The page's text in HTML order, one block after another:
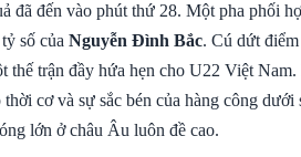
đã đến vào phút thứ 28. Một pha phối
số của Nguyễn Đình Bắc. Cú dứt
thế trận đầy hứa hẹn cho U22 Việt
cơ và sự sắc bén của hàng công
lớn ở châu Âu luôn đề cao.